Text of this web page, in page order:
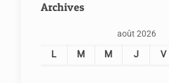
Archives
août 2026
L M M J V